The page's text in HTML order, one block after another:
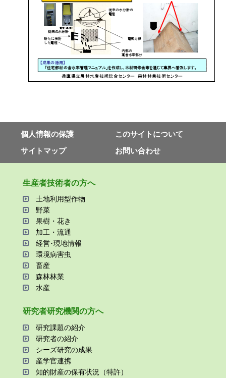
個⼈情報の保護
このサイトについて
サイトマップ
お問い合わせ
⽣産者技術者の⽅へ
⼟地利⽤型作物
野菜
果樹・花き
加⼯・流通
経営･現地情報
環境病害⾍
畜産
森林林業
⽔産
研究者研究機関の⽅へ
研究課題の紹介
研究者の紹介
シーズ研究の成果
産学官連携
知的財産の保有状況（特許）